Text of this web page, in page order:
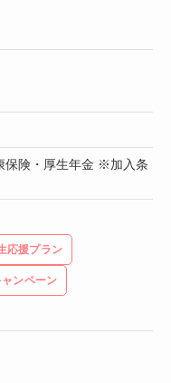
保険・厚生年金 ※加入条
応援プラン
ンペーン